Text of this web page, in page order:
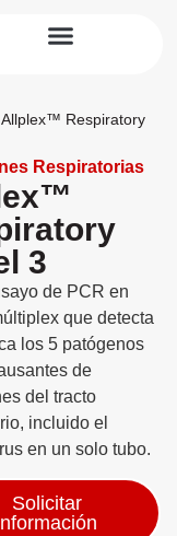
Respiratory
Respiratorias
3
de PCR en
que detecta
los 5 patógenos
de
del tracto
incluido el
en un solo tubo.
Solicitar